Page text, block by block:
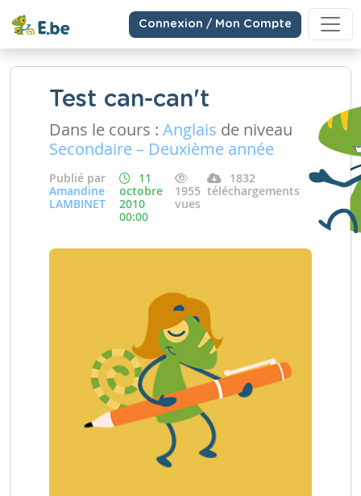
Connexion / Mon Compte
Test can-can't
Dans le cours : Anglais de niveau
Secondaire – Deuxième année
Publié par
Amandine
LAMBINET
11
octobre
2010
00:00
1955
vues
1832
téléchargements